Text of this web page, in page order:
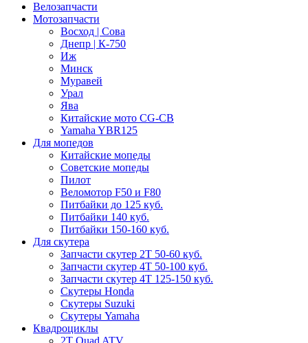
Велозапчасти
Мотозапчасти
Восход | Сова
Днепр | К-750
Иж
Минск
Муравей
Урал
Ява
Китайские мото CG-CB
Yamaha YBR125
Для мопедов
Китайские мопеды
Советские мопеды
Пилот
Веломотор F50 и F80
Питбайки до 125 куб.
Питбайки 140 куб.
Питбайки 150-160 куб.
Для скутера
Запчасти скутер 2Т 50-60 куб.
Запчасти скутер 4Т 50-100 куб.
Запчасти скутер 4Т 125-150 куб.
Скутеры Honda
Скутеры Suzuki
Скутеры Yamaha
Квадроциклы
2T Quad ATV